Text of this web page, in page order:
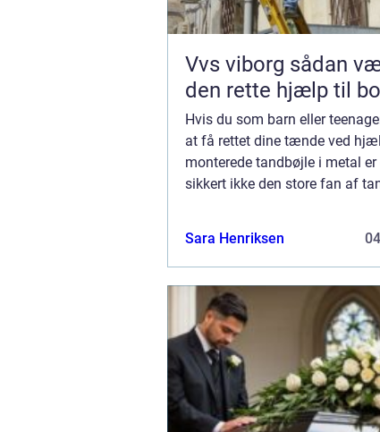
Vvs viborg sådan vælger du
den rette hjælp til
Hvis du som barn eller
at få rettet dine tænde ved
monterede tandbøjle i metal
sikkert ikke den store fan af
Sara Henriksen